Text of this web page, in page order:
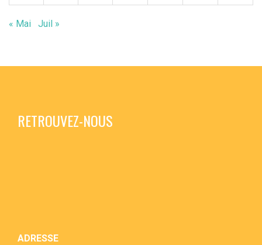
« Mai Juil »
RETROUVEZ-NOUS
ADRESSE